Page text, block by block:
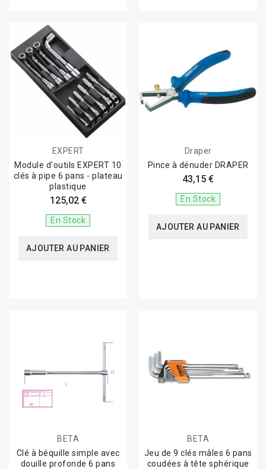
EXPERT
Module d'outils EXPERT 10
clés à pipe 6 pans - plateau
plastique
125,02 €
En Stock
AJOUTER AU PANIER
Draper
Pince à dénuder DRAPER
43,15 €
En Stock
AJOUTER AU PANIER
BETA
Clé à béquille simple avec
douille profonde 6 pans
BETA
Jeu de 9 clés mâles 6 pans
coudées à tête sphérique